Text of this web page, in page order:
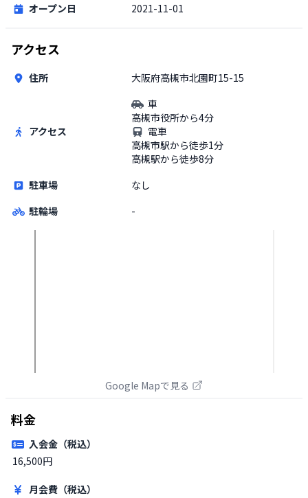
オープン日
2021-11-01
アクセス
住所 大阪府高槻市北園町15-15
アクセス
車
高槻市役所から4分
電車
高槻市駅から徒歩1分
高槻駅から徒歩8分
駐車場
なし
駐輪場
-
Google Mapで見る
料金
入会金（税込）
16,500円
月会費（税込）